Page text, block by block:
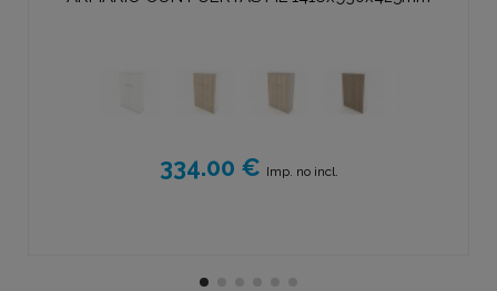
334.00 € Imp. no incl.